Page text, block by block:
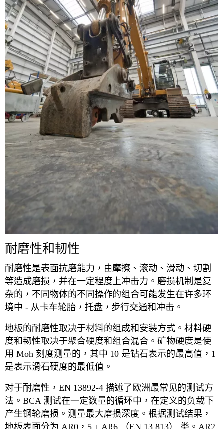
耐磨性和韧性
耐磨性是表面抗磨能力，由摩擦、滚动、滑动、切割
等造成磨损，并在一定程度上冲击力。磨损机制是复
杂的，不同物体的不同操作的组合可能发生在许多环
境中 - 从卡车轮胎，托盘，步行交通和冲击。
地板的耐磨性取决于材料的组成和安装方式。材料硬
度和韧性取决于聚合硬度和组合混合。矿物硬度是使
用 Moh 刻度测量的，其中 10 是钻石表示的最高值，1
是表示滑石硬度的最低值。
对于耐磨性，EN 13892-4 描述了欧洲最常见的测试方
法。BCA 测试在一定数量的循环中，在定义的负载下
产生钢轮磨损。测量最大磨损深度。根据测试结果，
地板表面分为 AR0，5 + AR6 （EN 13 813） 类。AR2